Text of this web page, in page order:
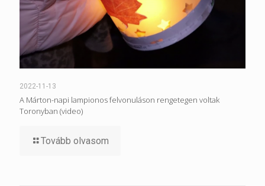
2022-11-13
A Márton-napi lampionos felvonuláson rengetegen voltak
Toronyban (video)
Tovább olvasom